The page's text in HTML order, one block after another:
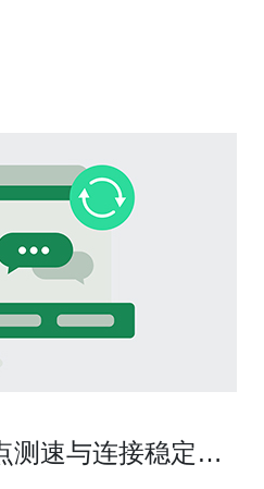
业做出明智的决策。 为什
测速与连接稳定性